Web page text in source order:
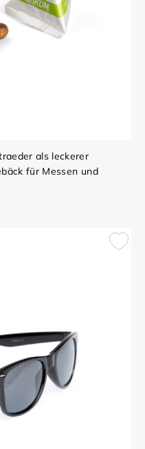
als leckerer
für Messen und